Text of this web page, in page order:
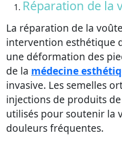
Réparation de la
La réparation de la
intervention esthétique
une déformation des
de la médecine
invasive. Les semelles
injections de produits
utilisés pour soutenir la
douleurs fréquentes.